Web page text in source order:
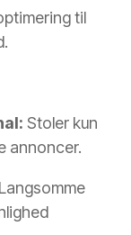
til
Stoler kun
annoncer.
Langsomme